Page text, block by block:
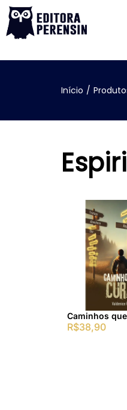
Início /
Caminhos
R$38,90